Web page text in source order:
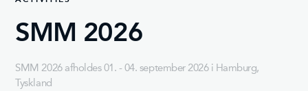
SMM 2026
SMM 2026 afholdes 01. - 04. september 2026 i Hamburg,
Tyskland